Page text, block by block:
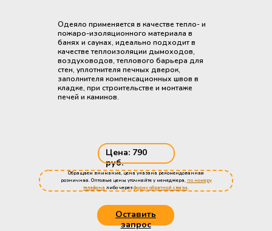
Одеяло применяется в качестве тепло- и
пожаро-изоляционного материала в
банях и саунах, идеально подходит в
качестве теплоизоляции дымоходов,
воздуховодов, теплового барьера для
стен, уплотнителя печных дверок,
заполнителя компенсационных швов в
кладке, при строительстве и монтаже
печей и каминов.
Цена: 790
руб.
Обращаем внимание, цена указана рекомендованная
розничная. Оптовые цены уточняйте у менеджера, по номеру
телефона либо черезформу обратной связи.
Оставить
запрос